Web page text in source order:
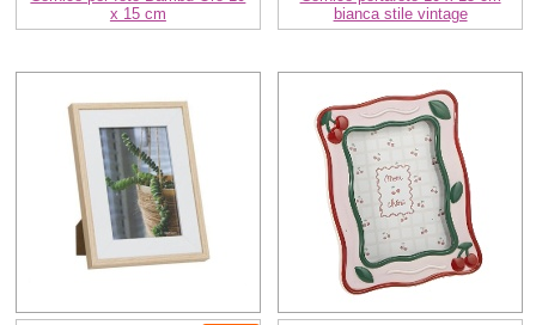
x 15 cm
bianca stile vintage